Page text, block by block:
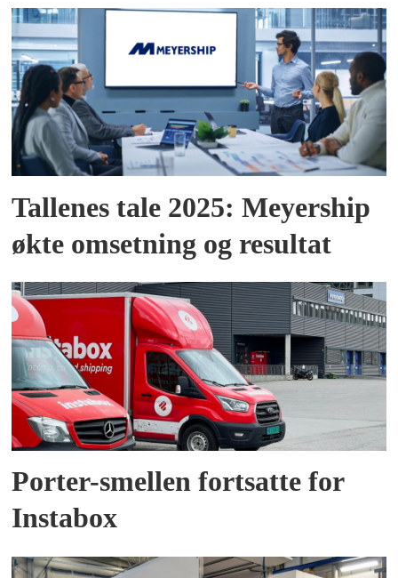
Tallenes tale 2025: Meyership
økte omsetning og resultat
Porter-smellen fortsatte for
Instabox